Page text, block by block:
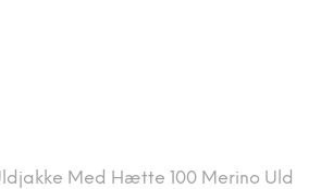
Med Hætte 100 Merino Uld